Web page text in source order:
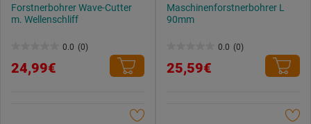
Forstnerbohrer Wave-Cutter
m. Wellenschliff
0.0 (0)
von
24,99€
Maschinenforstnerbohrer L
90mm
0.0 (0)
von
25,59€